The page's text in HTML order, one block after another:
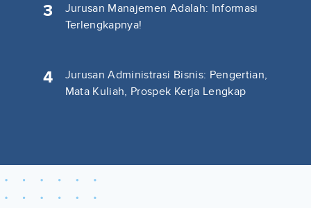
3
Jurusan Manajemen Adalah: Informasi
Terlengkapnya!
4
Jurusan Administrasi Bisnis: Pengertian,
Mata Kuliah, Prospek Kerja Lengkap